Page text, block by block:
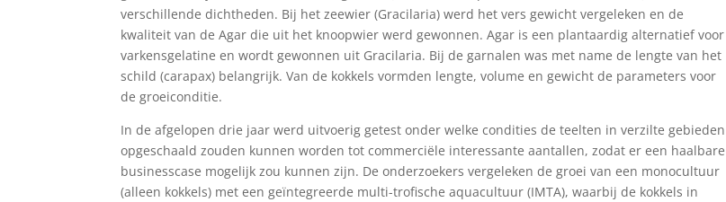
verschillende dichtheden. Bij het zeewier (Gracilaria) werd het vers gewicht vergeleken en de
kwaliteit van de Agar die uit het knoopwier werd gewonnen. Agar is een plantaardig alternatief voor
varkensgelatine en wordt gewonnen uit Gracilaria. Bij de garnalen was met name de lengte van het
schild (carapax) belangrijk. Van de kokkels vormden lengte, volume en gewicht de parameters voor
de groeiconditie.
In de afgelopen drie jaar werd uitvoerig getest onder welke condities de teelten in verzilte gebieden
opgeschaald zouden kunnen worden tot commerciële interessante aantallen, zodat er een haalbare
businesscase mogelijk zou kunnen zijn. De onderzoekers vergeleken de groei van een monocultuur
(alleen kokkels) met een geïntegreerde multi-trofische aquacultuur (IMTA), waarbij de kokkels in